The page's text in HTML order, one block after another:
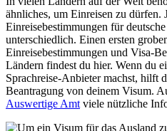
ähnliches, um Einreisen zu dürfen.
Einreisebestimmungen für
unterschiedlich. Einen ersten
Einreisebestimmungen und Visa-
Ländern findest du hier. Wenn du
Sprachreise-Anbieter machst, hilft
Beantragung von deinem Visum.
Auswertige Amt viele nützliche